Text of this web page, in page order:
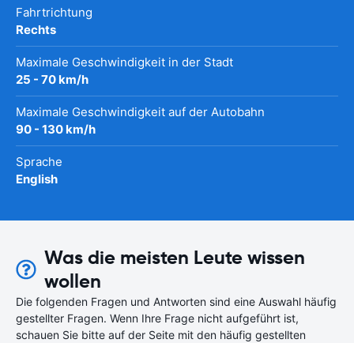
Fahrtrichtung
Rechts
Maximale Geschwindigkeit in der Stadt
25 - 70 km/h
Maximale Geschwindigkeit auf der Autobahn
90 - 130 km/h
Sprache
English
Was die meisten Leute wissen
wollen
Die folgenden Fragen und Antworten sind eine Auswahl häufig
gestellter Fragen. Wenn Ihre Frage nicht aufgeführt ist,
schauen Sie bitte auf der Seite mit den häufig gestellten